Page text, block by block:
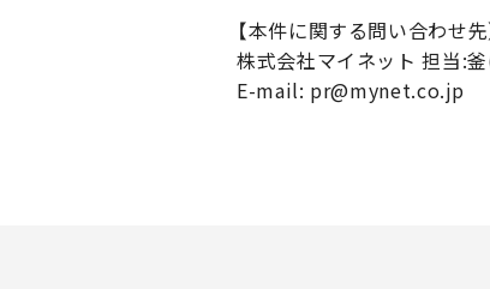
【本件に関する問い合わせ先
株式会社マイネット 担当:
E-mail: pr@mynet.co.jp